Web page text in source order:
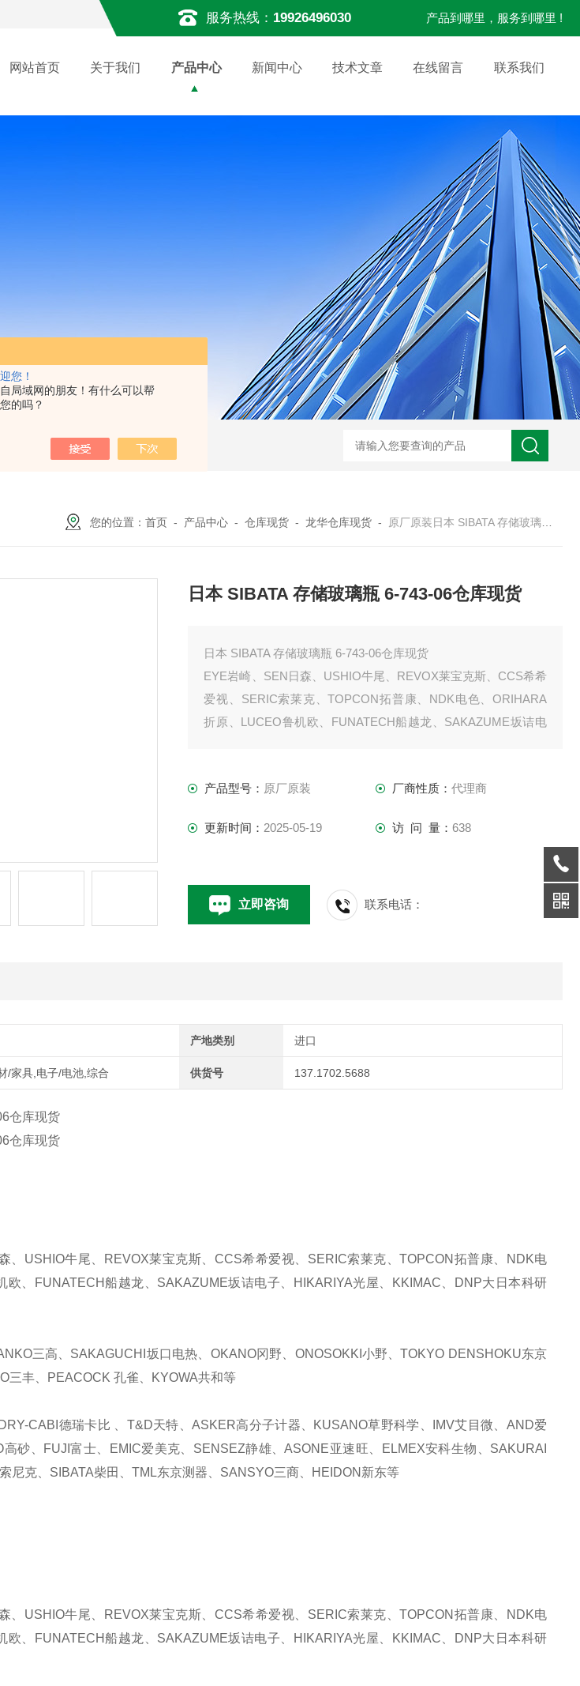
您！
局域网的朋友！有什么可以帮
的吗？
服务热线： 19926496030 产品到哪里，服务到哪里 !
网站首页 关于我们 产品中心 新闻中心 技术文章 在线留言 联系我们
您的位置：首页 - 产品中心 -仓库现货 -龙华仓库现货 - 原厂原装日本 SIBATA 存储玻璃瓶 6-743-06仓库现货
日本 SIBATA 存储玻璃瓶 6-743-06仓库现货
日本 SIBATA 存储玻璃瓶 6-743-06仓库现货
EYE岩崎、SEN日森、USHIO牛尾、REVOX莱宝克斯、CCS希希
爱视、SERIC索莱克、TOPCON拓普康、NDK电色、ORIHARA
折原、LUCEO鲁机欧、FUNATECH船越龙、SAKAZUME坂诘电
产品型号： 原厂原装 厂商性质： 代理商
更新时间： 2025-05-19 访 问 量： 638
立即咨询 联系电话：
产地类别 进口
/家具,电子/电池,综合 供货号 137.1702.5688
仓库现货
仓库现货
、USHIO牛尾、REVOX莱宝克斯、CCS希希爱视、SERIC索莱克、TOPCON拓普康、NDK电
欧、FUNATECH船越龙、SAKAZUME坂诘电子、HIKARIYA光屋、KKIMAC、DNP大日本科研
三高、SAKAGUCHI坂口电热、OKANO冈野、ONOSOKKI小野、TOKYO DENSHOKU东京
三丰、PEACOCK 孔雀、KYOWA共和等
CABI德瑞卡比 、T&D天特、ASKER高分子计器、KUSANO草野科学、IMV艾目微、AND爱
砂、FUJI富士、EMIC爱美克、SENSEZ静雄、ASONE亚速旺、ELMEX安科生物、SAKURAI
尼克、SIBATA柴田、TML东京测器、SANSYO三商、HEIDON新东等
、USHIO牛尾、REVOX莱宝克斯、CCS希希爱视、SERIC索莱克、TOPCON拓普康、NDK电
欧、FUNATECH船越龙、SAKAZUME坂诘电子、HIKARIYA光屋、KKIMAC、DNP大日本科研